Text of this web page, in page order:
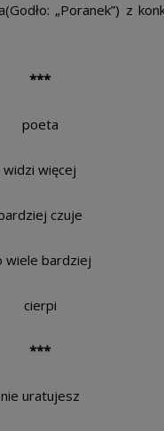
„Poranek”) z
***
poeta
widzi więcej
czuje
wiele bardziej
cierpi
***
nie uratujesz